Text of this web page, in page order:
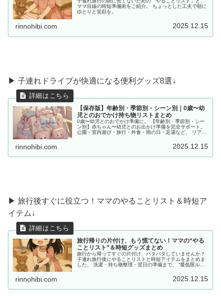
ママ目線の時短準備術をご紹介。 ちょっとした工夫で朝に
ゆとりと笑顔を。
rinnohibi.com 2025.12.15
▶︎ 子連れドライブが快適になる便利グッズ8選↓
【保存版】年齢別・季節別・シーン別｜0歳〜幼
児とのおでかけ持ち物リストまとめ
0歳〜幼児とのおでかけ準備に。 【年齢別・季節別・シー
ン別】赤ちゃん〜幼児とのお出かけ準備を完全サポート。
公園・室内遊び・旅行・外食・雨の日・足湯など、 リアル
rinnohibi.com 2025.12.15
▶ 旅行後すぐに役立つ！ママのやることリスト＆時短ア
イテム↓
旅行帰りの片付け、もう慌てない！ママの“やる
ことリスト”＆時短グッズまとめ
旅行から帰ってすぐの片付け、バタバタしていませんか？
子連れ旅行後にやることリストと時短アイテムをまとめま
した。 洗濯・持ち物整理・翌日の準備まで、 “最低限ルー
rinnohibi.com 2025.12.15